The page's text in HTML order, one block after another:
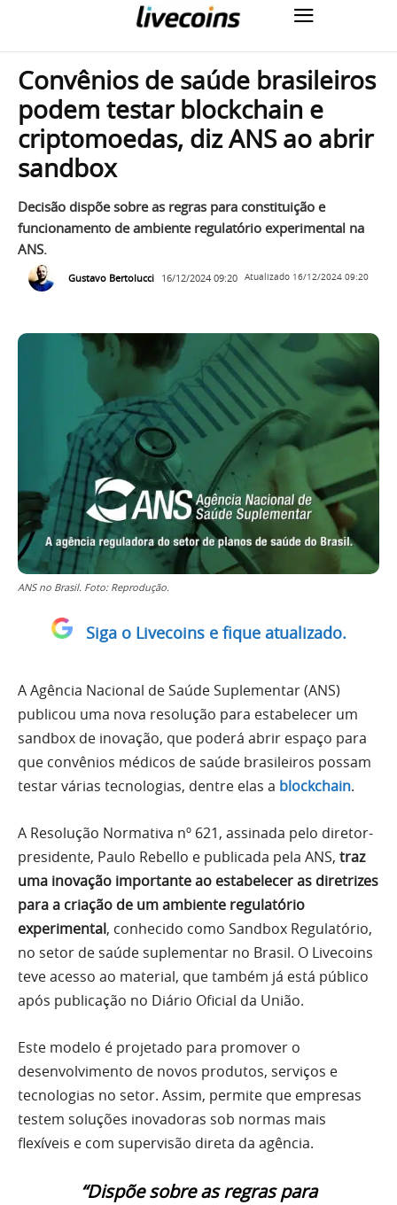
Convênios de saúde brasileiros
podem testar blockchain e
criptomoedas, diz ANS ao abrir
sandbox
Decisão dispõe sobre as regras para constituição e
funcionamento de ambiente regulatório experimental na
ANS.
Gustavo Bertolucci 16/12/2024 09:20 Atualizado 16/12/2024 09:20
ANS no Brasil. Foto: Reprodução.
Siga o Livecoins e fique atualizado.
A Agência Nacional de Saúde Suplementar (ANS)
publicou uma nova resolução para estabelecer um
sandbox de inovação, que poderá abrir espaço para
que convênios médicos de saúde brasileiros possam
testar várias tecnologias, dentre elas a blockchain.
A Resolução Normativa nº 621, assinada pelo diretor-
presidente, Paulo Rebello e publicada pela ANS, traz
uma inovação importante ao estabelecer as diretrizes
para a criação de um ambiente regulatório
experimental, conhecido como Sandbox Regulatório,
no setor de saúde suplementar no Brasil. O Livecoins
teve acesso ao material, que também já está público
após publicação no Diário Oficial da União.
Este modelo é projetado para promover o
desenvolvimento de novos produtos, serviços e
tecnologias no setor. Assim, permite que empresas
testem soluções inovadoras sob normas mais
flexíveis e com supervisão direta da agência.
“Dispõe sobre as regras para